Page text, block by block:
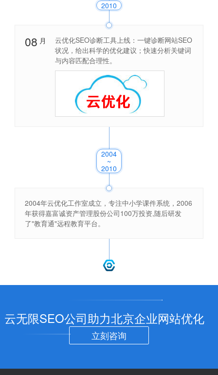
2010
08 月
云优化SEO诊断工具上线：一键诊断网站SEO
状况，给出科学的优化建议；快速分析关键词
与内容匹配合理性。
2004
~
2010
2004年云优化工作室成立，专注中小学课件系统，2006
年获得嘉富诚资产管理股份公司100万投资,随后研发
了"教育通"远程教育平台。
云
优
化
云无限SEO公司助力北京企业网站优化
立刻咨询